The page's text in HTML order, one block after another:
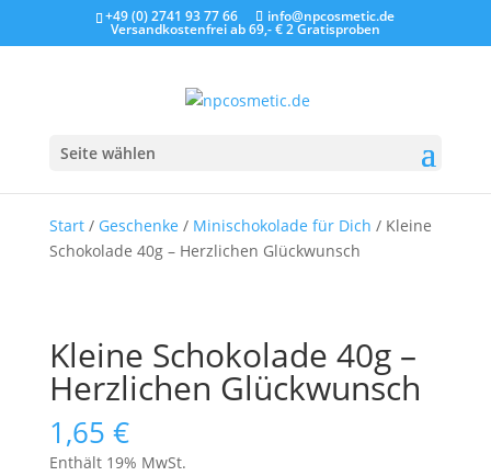
+49 (0) 2741 93 77 66 info@npcosmetic.de
Versandkostenfrei ab 69,- €2 Gratisproben
Seite wählen
Start/ Geschenke / Minischokolade für Dich / Kleine
Schokolade 40g – Herzlichen Glückwunsch
Kleine Schokolade 40g –
Herzlichen Glückwunsch
1,65 €
Enthält 19% MwSt.